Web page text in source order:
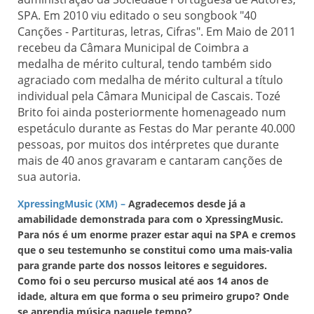
SPA. Em 2010 viu editado o seu songbook "40
Canções - Partituras, letras, Cifras". Em Maio de 2011
recebeu da Câmara Municipal de Coimbra a
medalha de mérito cultural, tendo também sido
agraciado com medalha de mérito cultural a título
individual pela Câmara Municipal de Cascais. Tozé
Brito foi ainda posteriormente homenageado num
espetáculo durante as Festas do Mar perante 40.000
pessoas, por muitos dos intérpretes que durante
mais de 40 anos gravaram e cantaram canções de
sua autoria.
XpressingMusic (XM) – Agradecemos desde já a
amabilidade demonstrada para com o XpressingMusic.
Para nós é um enorme prazer estar aqui na SPA e cremos
que o seu testemunho se constitui como uma mais-valia
para grande parte dos nossos leitores e seguidores.
Como foi o seu percurso musical até aos 14 anos de
idade, altura em que forma o seu primeiro grupo? Onde